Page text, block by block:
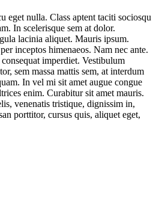
eget nulla. Class aptent taciti sociosqu
In scelerisque sem at dolor.
lacinia aliquet. Mauris ipsum.
inceptos himenaeos. Nam nec ante.
imperdiet. Vestibulum
sem massa mattis sem, at interdum
In vel mi sit amet augue congue
enim. Curabitur sit amet mauris.
venenatis tristique, dignissim in,
porttitor, cursus quis, aliquet eget,